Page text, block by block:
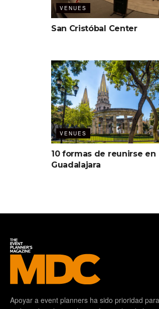
VENUES
San Cristóbal Center
VENUES
10 formas de reunirse en
Guadalajara
Apoyar a event planners ha sido prioridad para